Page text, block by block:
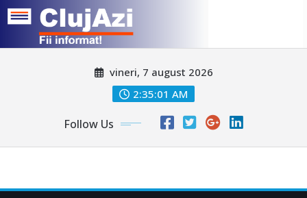
vineri, 7 august 2026
2:35:04 AM
Follow Us